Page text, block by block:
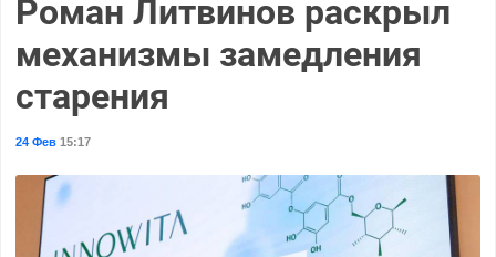
Роман Литвинов раскрыл
механизмы замедления
старения
24 Фев15:17